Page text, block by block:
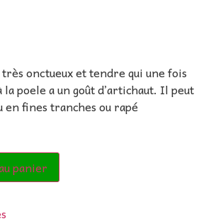
onctueux et tendre qui une fois
la poele a un goût d’artichaut. Il peut
en fines tranches ou rapé
panier